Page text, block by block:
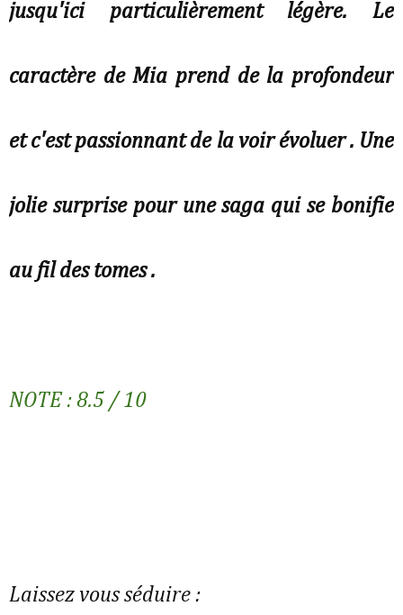
jusqu'ici particulièrement légère. Le
caractère de Mia prend de la profondeur
et c'est passionnant de la voir évoluer . Une
jolie surprise pour une saga qui se bonifie
au fil des tomes .
NOTE : 8.5 / 10
Laissez vous séduire :